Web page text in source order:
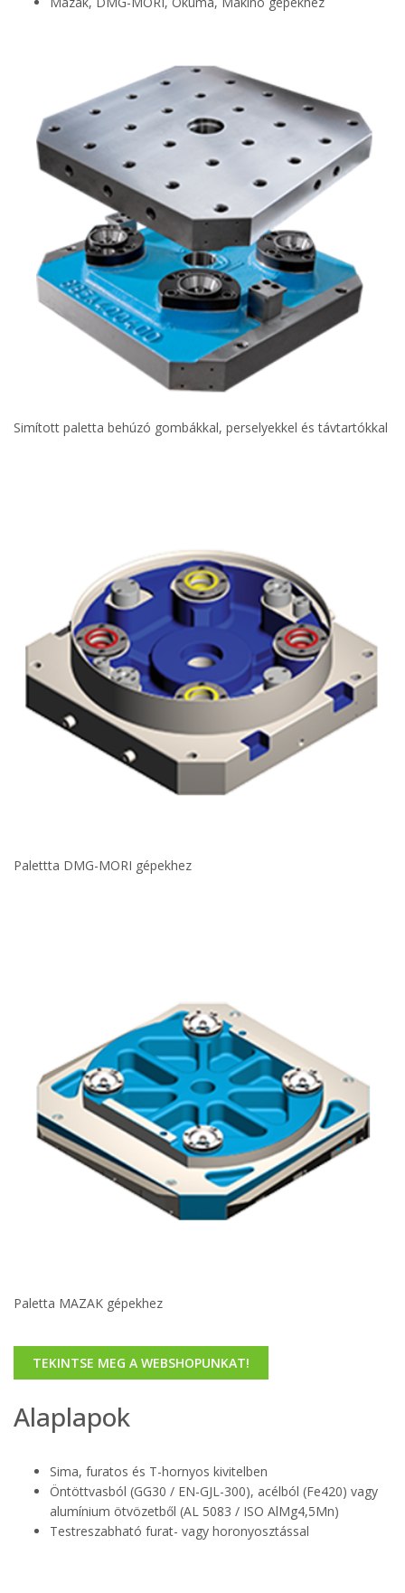
Simított paletta behúzó gombákkal, perselyekkel és távtartókkal
Palettta DMG-MORI gépekhez
Paletta MAZAK gépekhez
TEKINTSE MEG A WEBSHOPUNKAT!
Alaplapok
Sima, furatos és T-hornyos kivitelben
Öntöttvasból (GG30 / EN-GJL-300), acélból (Fe420) vagy
alumínium ötvözetből (AL 5083 / ISO AlMg4,5Mn)
Testreszabható furat- vagy horonyosztással